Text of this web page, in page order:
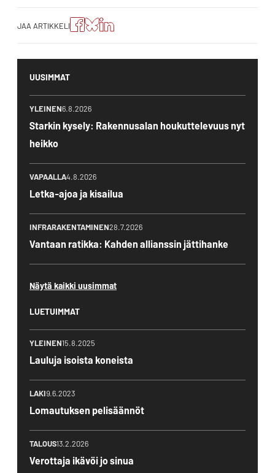
JAA ARTIKKELI
Jaa
artikkeli
Facebookissa
Jaa
artikkeli
Blueskyssa
Jako:
Jaa
artikkeli
LinkedIn:ssä
UUSIMMAT
YLEINEN6.8.2026
Starkin kysely: Rakennusalan houkuttelevuus nyt
heikko
VAPAALLA4.8.2026
Letka-ajoa ja kisailua
INFRARAKENTAMINEN28.7.2026
Vantaan ratikka: Kahden allianssin jättihanke
Näytä kaikki uusimmat
LUETUIMMAT
YLEINEN15.8.2025
Lauluja isoista koneista
LAKI9.6.2023
Lomautuksen pelisäännöt
TALOUS13.2.2026
Verottaja ikävöi jo sinua